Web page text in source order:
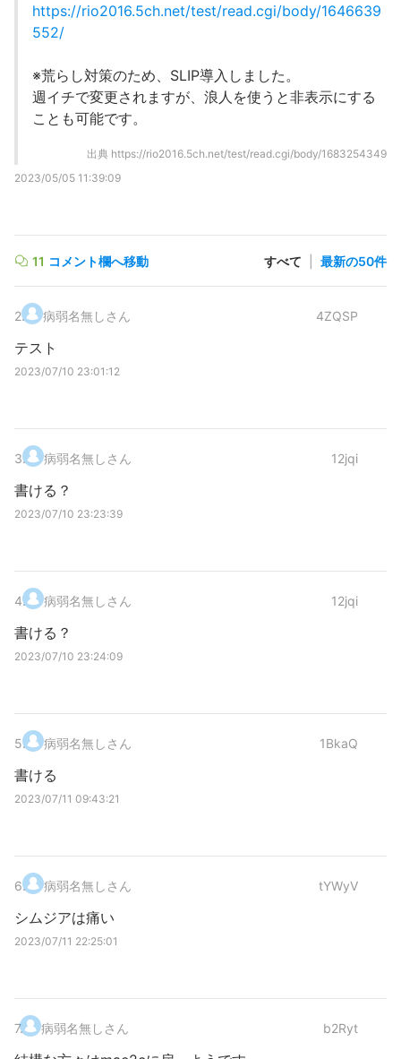
https://rio2016.5ch.net/test/read.cgi/body/1646639
552/
※荒らし対策のため、SLIP導入しました。
週イチで変更されますが、浪人を使うと非表示にする
ことも可能です。
出典 https://rio2016.5ch.net/test/read.cgi/body/1683254349
2023/05/05 11:39:09
11 コメント欄へ移動 すべて 最新の50件
2. 病弱名無しさん 4ZQSP
テスト
2023/07/10 23:01:12
3. 病弱名無しさん 12jqi
書ける？
2023/07/10 23:23:39
4. 病弱名無しさん 12jqi
書ける？
2023/07/10 23:24:09
5. 病弱名無しさん 1BkaQ
書ける
2023/07/11 09:43:21
6. 病弱名無しさん tYWyV
シムジアは痛い
2023/07/11 22:25:01
7. 病弱名無しさん b2Ryt